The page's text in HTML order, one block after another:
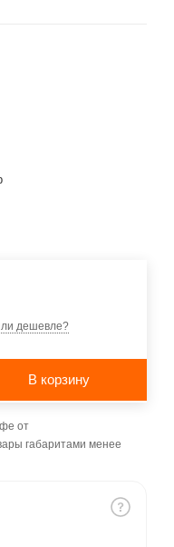
дешевле?
В корзину
от
габаритами менее